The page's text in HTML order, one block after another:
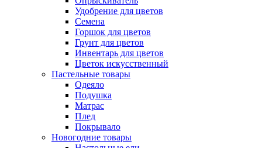
Удобрение для цветов
Семена
Горшок для цветов
Грунт для цветов
Инвентарь для цветов
Цветок искусственный
Пастельные товары
Одеяло
Подушка
Матрас
Плед
Покрывало
Новогодние товары